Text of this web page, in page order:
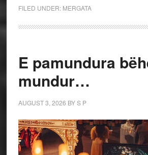
FILED UNDER: MERGATA
E pamundura
mundur…
AUGUST 3, 2026 BYS P